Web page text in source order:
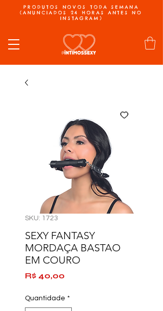
PRODUTOS NOVOS TODA SEMANA
(ANUNCIADOS 24 HORAS ANTES NO
INSTAGRAM)
SKU: 1723
SEXY FANTASY
MORDAÇA BASTAO
EM COURO
R$ 40,00
Quantidade *